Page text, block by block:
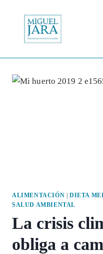
contenido
ALIMENTACIÓN DIETA
SALUD AMBIENTAL
La crisis
obliga a